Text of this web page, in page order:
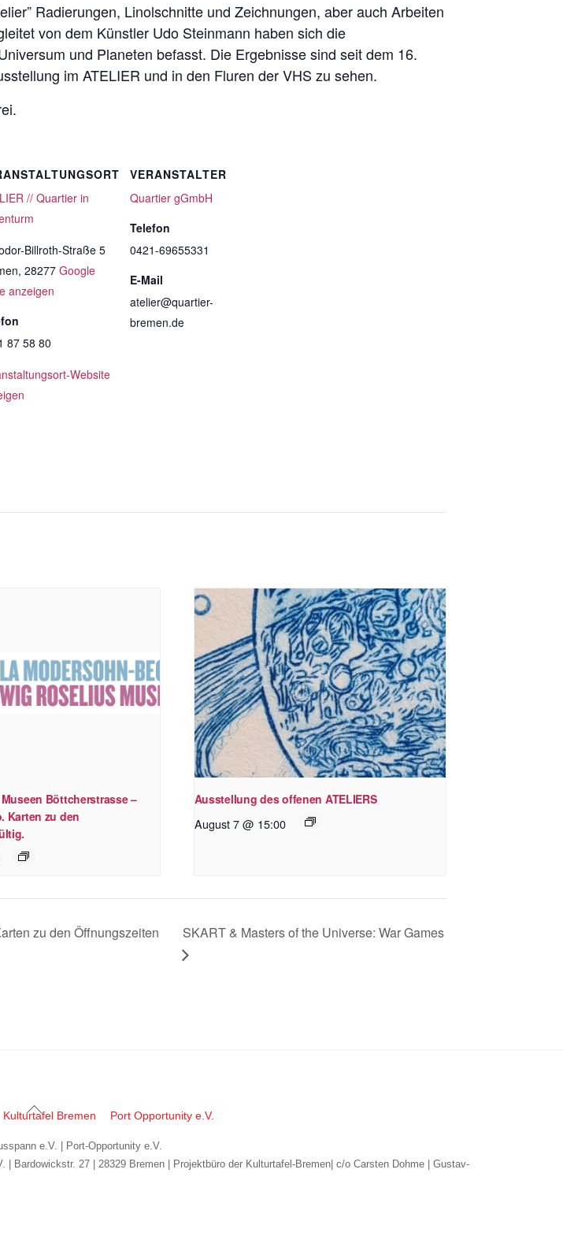
Radierungen, Linolschnitte und Zeichnungen, aber auch Arbeiten
von dem Künstler Udo Steinmann haben sich die
und Planeten befasst. Die Ergebnisse sind seit dem 16.
im ATELIER und in den Fluren der VHS zu sehen.
// Quartier in
Billroth-Straße 5
, 28277 Google
anzeigen
87 58 80
Website
VERANSTALTER
Quartier gGmbH
Telefon
0421-69655331
E-Mail
atelier@quartier-
bremen.de
Böttcherstrasse –
Karten zu den
Ausstellung des offenen ATELIERS
August 7 @ 15:00
zu den Öffnungszeiten
SKART & Masters of the Universe: War Games
Back
Top
Kulturtafel Bremen Port Opportunity e.V.
e.V. | Port-Opportunity e.V.
| Bardowickstr. 27 | 28329 Bremen | Projektbüro der Kulturtafel-Bremen| c/o Carsten Dohme | Gustav-